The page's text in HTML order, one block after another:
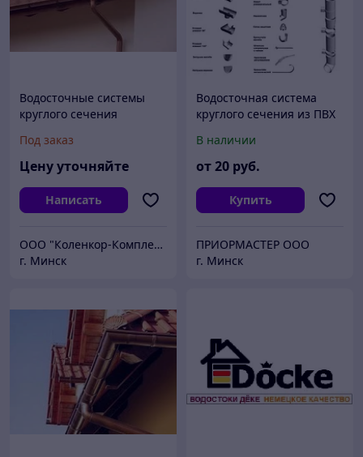
Водосточные системы
круглого сечения
Под заказ
Цену уточняйте
Написать
ООО "Коленкор-Комплект"
г. Минск
Водосточная система
круглого сечения из ПВХ
В наличии
от20 руб.
Купить
ПРИОРМАСТЕР ООО
г. Минск